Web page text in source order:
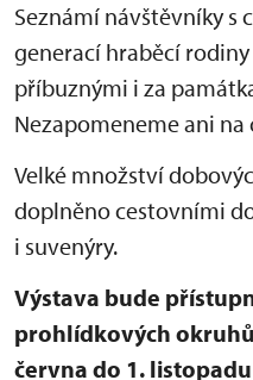
Seznámí návštěvníky s
generací hraběcí
příbuznými i za
Nezapomeneme ani na
Velké množství
doplněno cestovními
i suvenýry.
Výstava bude
prohlídkových
června do 1.